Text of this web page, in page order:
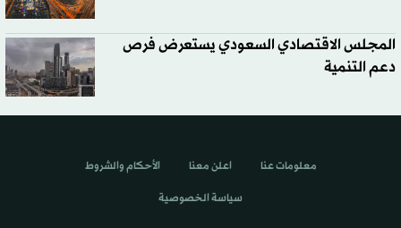
المجلس الاقتصادي السعودي يستعرض فرص
دعم التنمية
معلومات عنا اعلن معنا الأحكام والشروط
سياسة الخصوصية